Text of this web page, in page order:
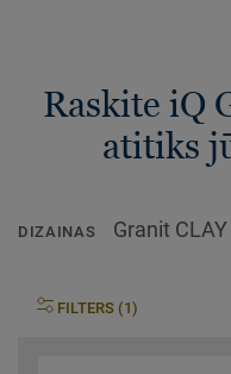
Raskite iQ
atitiks
DIZAINAS Granit
FILTERS (1)